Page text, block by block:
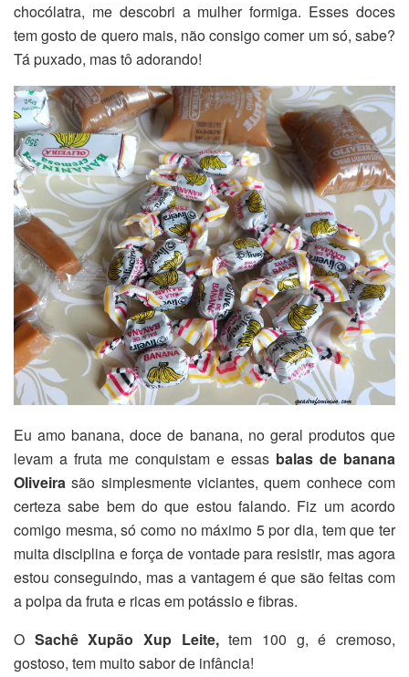
chocólatra, me descobri a mulher formiga. Esses doces
tem gosto de quero mais, não consigo comer um só, sabe?
Tá puxado, mas tô adorando!
Eu amo banana, doce de banana, no geral produtos que
levam a fruta me conquistam e essas balas de banana
Oliveira são simplesmente viciantes, quem conhece com
certeza sabe bem do que estou falando. Fiz um acordo
comigo mesma, só como no máximo 5 por dia, tem que ter
muita disciplina e força de vontade para resistir, mas agora
estou conseguindo, mas a vantagem é que são feitas com
a polpa da fruta e ricas em potássio e fibras.
O Sachê Xupão Xup Leite,tem 100 g, é cremoso,
gostoso, tem muito sabor de infância!